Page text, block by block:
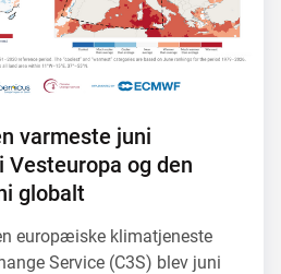
varmeste juni
Vesteuropa og den
globalt
europæiske klimatjeneste
Service (C3S) blev juni